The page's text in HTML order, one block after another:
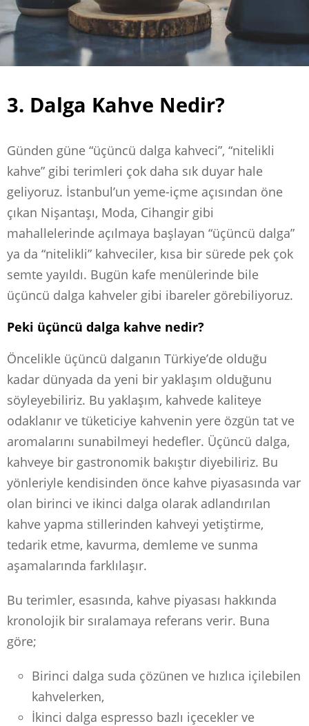
3. Dalga Kahve Nedir?
Günden güne “üçüncü dalga kahveci”, “nitelikli
kahve” gibi terimleri çok daha sık duyar hale
geliyoruz. İstanbul’un yeme-içme açısından öne
çıkan Nişantaşı, Moda, Cihangir gibi
mahallelerinde açılmaya başlayan “üçüncü dalga”
ya da “nitelikli” kahveciler, kısa bir sürede pek çok
semte yayıldı. Bugün kafe menülerinde bile
üçüncü dalga kahveler gibi ibareler görebiliyoruz.
Peki üçüncü dalga kahve nedir?
Öncelikle üçüncü dalganın Türkiye’de olduğu
kadar dünyada da yeni bir yaklaşım olduğunu
söyleyebiliriz. Bu yaklaşım, kahvede kaliteye
odaklanır ve tüketiciye kahvenin yere özgün tat ve
aromalarını sunabilmeyi hedefler. Üçüncü dalga,
kahveye bir gastronomik bakıştır diyebiliriz. Bu
yönleriyle kendisinden önce kahve piyasasında var
olan birinci ve ikinci dalga olarak adlandırılan
kahve yapma stillerinden kahveyi yetiştirme,
tedarik etme, kavurma, demleme ve sunma
aşamalarında farklılaşır.
Bu terimler, esasında, kahve piyasası hakkında
kronolojik bir sıralamaya referans verir. Buna
göre;
Birinci dalga suda çözünen ve hızlıca içilebilen
kahvelerken,
İkinci dalga espresso bazlı içecekler ve